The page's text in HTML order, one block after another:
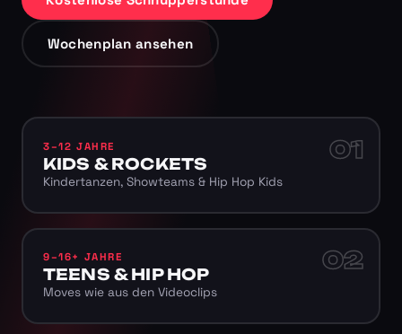
Wochenplan ansehen
01
3–12 JAHRE
KIDS & ROCKETS
Kindertanzen, Showteams & Hip Hop Kids
02
9–16+ JAHRE
TEENS & HIP HOP
Moves wie aus den Videoclips